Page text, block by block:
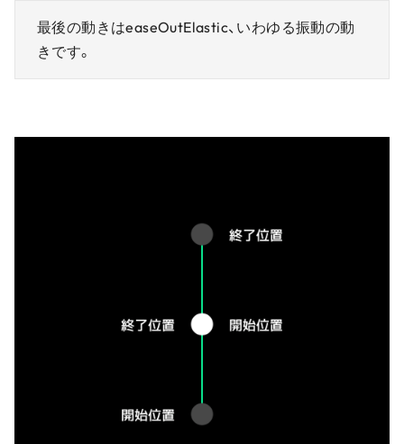
最後の動きはeaseOutElastic、いわゆる振動の動
きです。